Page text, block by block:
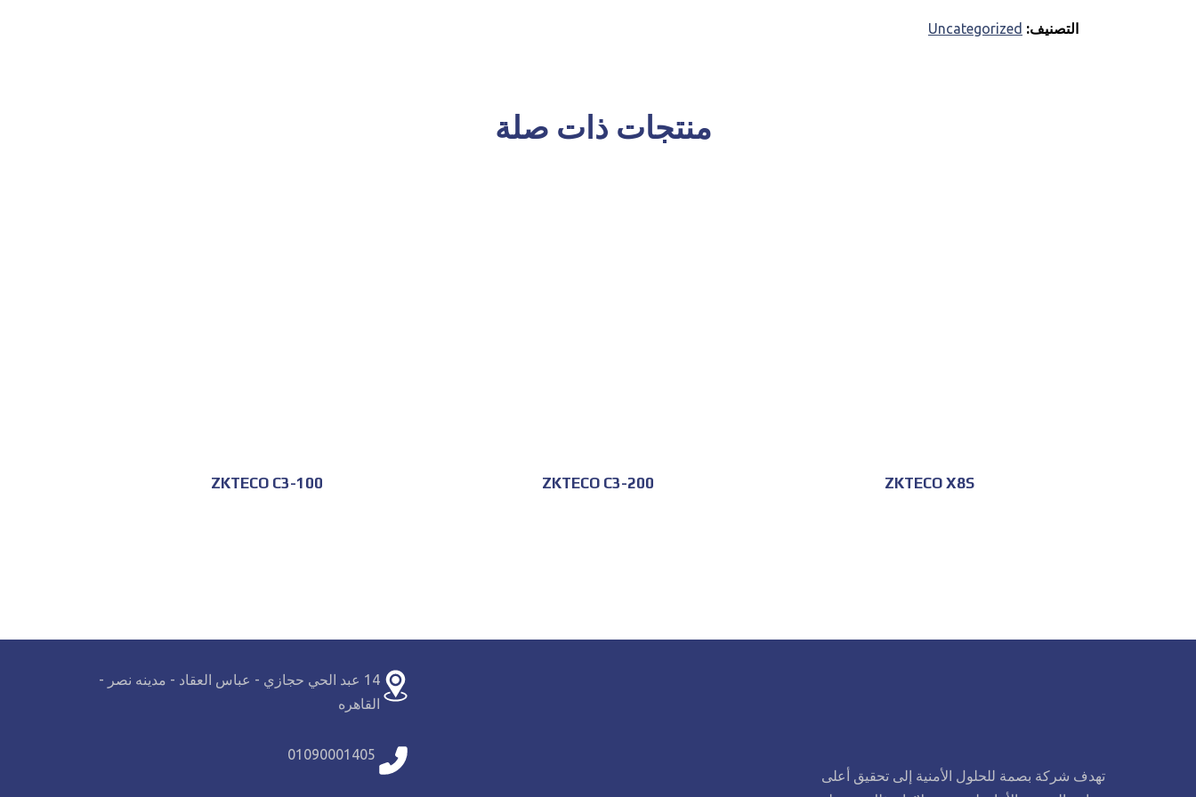
التصنيف: Uncategorized
منتجات ذات صلة
ZKTECO C3-100 ZKTECO C3-200 ZKTECO X8S
14 عبد الحي حجازي - عباس العقاد - مدينه نصر -
القاهره
01090001405
تهدف شركة بصمة للحلول الأمنية إلى تحقيق أعلى